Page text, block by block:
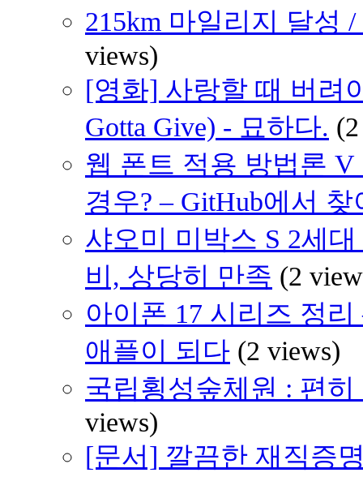
215km 마일리지 달성
views)
[영화] 사랑할 때 버려
Gotta Give) - 묘하다.
웹 폰트 적용 방법론
경우? – GitHub에서 찾
샤오미 미박스 S 2세
비, 상당히 만족 (2
아이폰 17 시리즈 정
애플이 되다 (2 views)
국립횡성숲체원 : 편
views)
[문서] 깔끔한 재직증